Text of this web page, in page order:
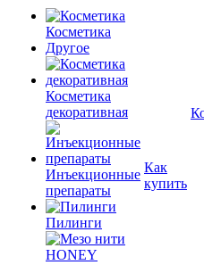
Косметика
Другое
Косметика
декоративная
Инъекционные
препараты
Пилинги
Как
купить